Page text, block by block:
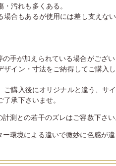
汚れも多くある。
場合もあるが使用には差し支えな
手が加えられている場合がござ
イン・寸法をご納得してご購入
購入後にオリジナルと違う、サ
承下さいませ。
測との若干のズレはご容赦下さ
環境による違いで微妙に色感が